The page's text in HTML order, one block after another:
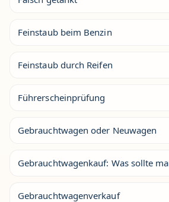
Feinstaub beim Benzin
Feinstaub durch Reifen
Führerscheinprüfung
Gebrauchtwagen oder Neuwagen
Gebrauchtwagenkauf: Was sollte
Gebrauchtwagenverkauf